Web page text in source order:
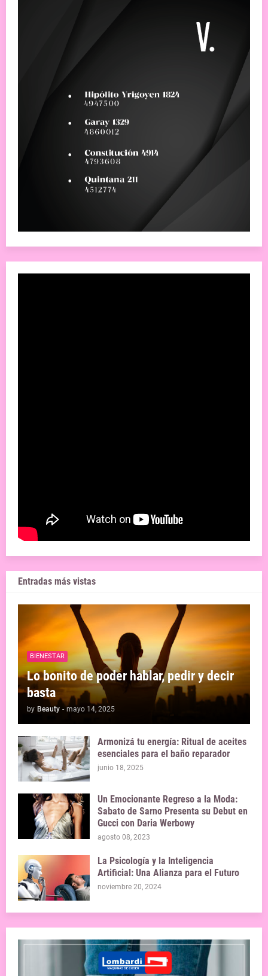
Entradas más vistas
BIENESTAR
Lo bonito de poder hablar, pedir y decir
basta
by Beauty - mayo 14, 2025
Armonizá tu energía: Ritual de aceites
esenciales para el baño reparador
junio 18, 2025
Un Emocionante Regreso a la Moda:
Sabato de Sarno Presenta su Debut en
Gucci con Daria Werbowy
agosto 08, 2023
La Psicología y la Inteligencia
Artificial: Una Alianza para el Futuro
noviembre 20, 2024